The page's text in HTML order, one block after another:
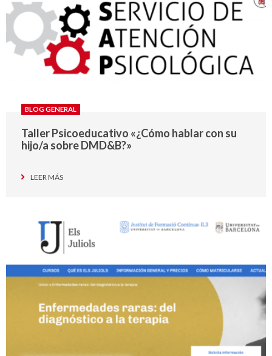
BLOG GENERAL
Taller Psicoeducativo «¿Cómo hablar con su
hijo/a sobre DMD&B?»
LEER MÁS